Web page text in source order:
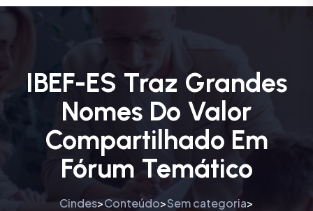
IBEF-ES Traz Grandes
Nomes Do Valor
Compartilhado Em
Fórum Temático
Cindes>Conteúdo>Sem categoria>